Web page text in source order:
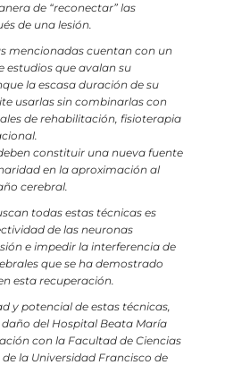
de “reconectar” las
de una lesión.
mencionadas cuentan con un
estudios que avalan su
la escasa duración de su
usarlas sin combinarlas con
de rehabilitación, fisioterapia
constituir una nueva fuente
en la aproximación al
cerebral.
todas estas técnicas es
de las neuronas
e impedir la interferencia de
que se ha demostrado
esta recuperación.
y potencial de estas técnicas,
del Hospital Beata María
con la Facultad de Ciencias
la Universidad Francisco de